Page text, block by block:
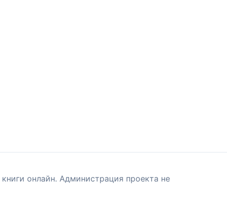
онлайн. Администрация проекта не